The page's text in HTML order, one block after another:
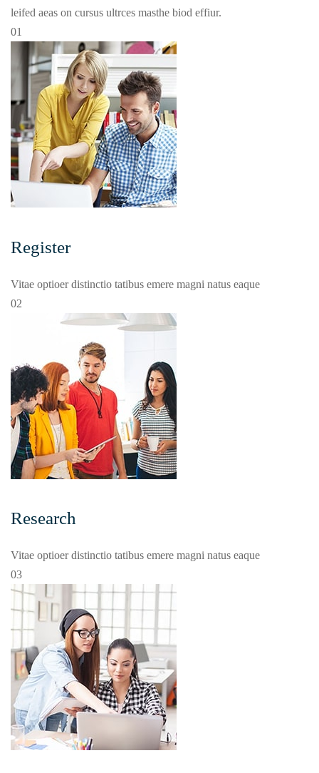
leifed aeas on cursus ultrces masthe biod effiur.
01
Register
Vitae optioer distinctio tatibus emere magni natus eaque
02
Research
Vitae optioer distinctio tatibus emere magni natus eaque
03